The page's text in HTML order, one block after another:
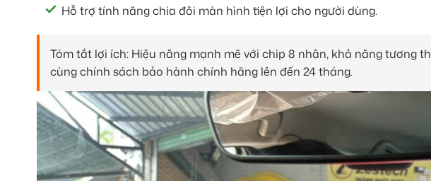
Hỗ trợ tính năng chia đôi màn hình tiện lợi cho người dùng.
Tóm tắt lợi ích: Hiệu năng mạnh mẽ với chip 8 nhân, khả năng tương
cùng chính sách bảo hành chính hãng lên đến 24 tháng.